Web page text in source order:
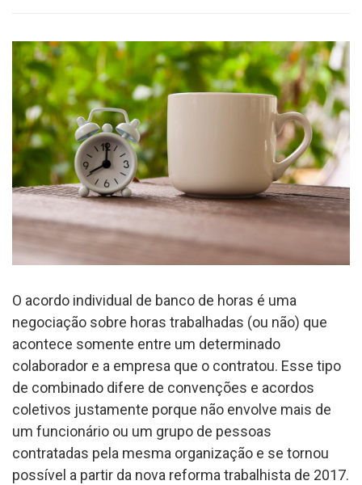
O acordo individual de banco de horas é uma
negociação sobre horas trabalhadas (ou não) que
acontece somente entre um determinado
colaborador e a empresa que o contratou. Esse tipo
de combinado difere de convenções e acordos
coletivos justamente porque não envolve mais de
um funcionário ou um grupo de pessoas
contratadas pela mesma organização e se tornou
possível a partir da nova reforma trabalhista de 2017.